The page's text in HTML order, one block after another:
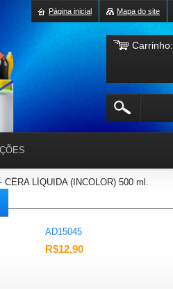
CÊRA LÍQUIDA (INCOLOR) 500 ml.
AD15045
R$12,90
Mapa do site
Página inicial
Carrinho: